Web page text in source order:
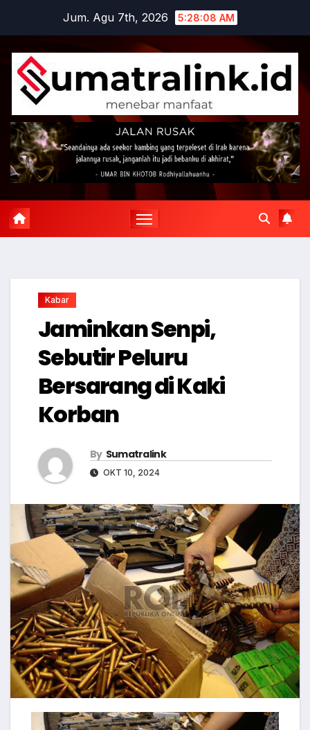
content
Jum. Agu 7th, 2026 5:28:09 AM
Kabar
Jaminkan Senpi,
Sebutir Peluru
Bersarang di Kaki
Korban
By Sumatralink
OKT 10, 2024